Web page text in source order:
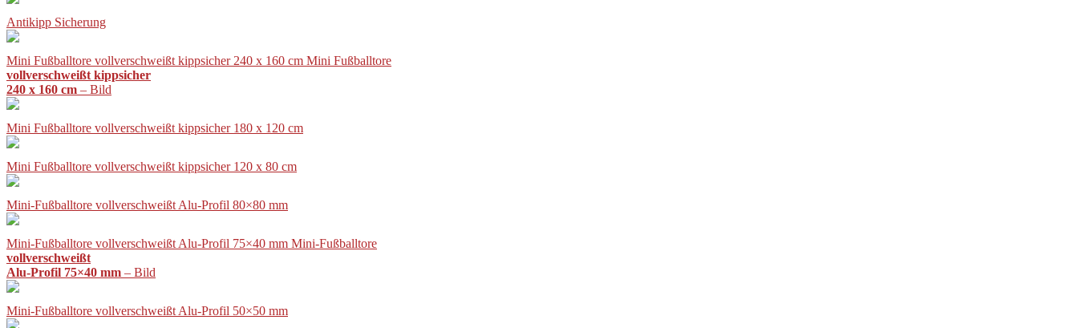
Antikipp Sicherung
Mini Fußballtore vollverschweißt kippsicher 240 x 160 cm Mini Fußballtore
vollverschweißt kippsicher
240 x 160 cm – Bild
Mini Fußballtore vollverschweißt kippsicher 180 x 120 cm
Mini Fußballtore vollverschweißt kippsicher 120 x 80 cm
Mini-Fußballtore vollverschweißt Alu-Profil 80×80 mm
Mini-Fußballtore vollverschweißt Alu-Profil 75×40 mm Mini-Fußballtore
vollverschweißt
Alu-Profil 75×40 mm – Bild
Mini-Fußballtore vollverschweißt Alu-Profil 50×50 mm